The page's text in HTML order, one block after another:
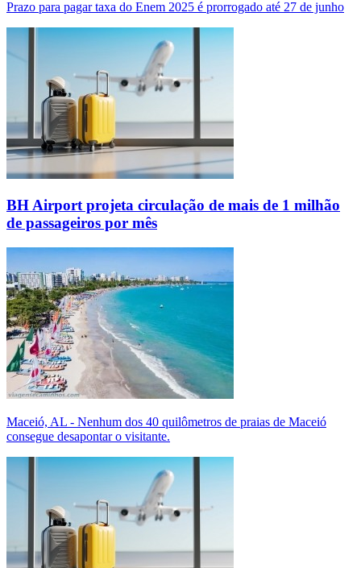
Prazo para pagar taxa do Enem 2025 é prorrogado até 27 de junho
BH Airport projeta circulação de mais de 1 milhão
de passageiros por mês
Maceió, AL - Nenhum dos 40 quilômetros de praias de Maceió
consegue desapontar o visitante.